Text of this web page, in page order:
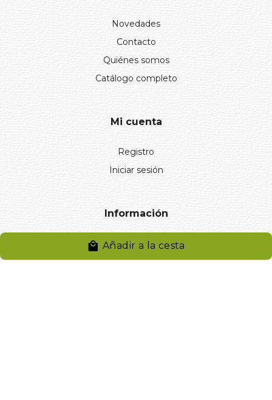
Añadir a la cesta
Novedades
Contacto
Quiénes somos
Catálogo completo
Mi cuenta
Registro
Iniciar sesión
Información
Aviso legal
Política de privacidad